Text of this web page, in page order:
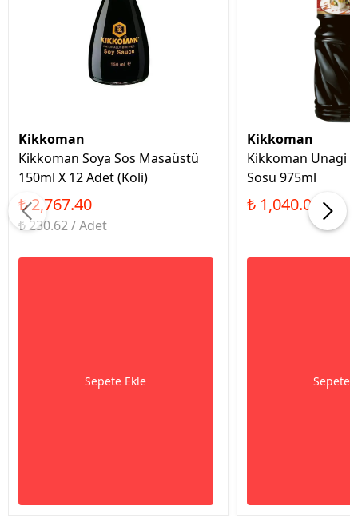
Kikkoman
Kikkoman Soya Sos Masaüstü
150ml X 12 Adet (Koli)
₺ 2,767.40
₺ 230.62 / Adet
Sepete Ekle
Kikkoman
Kikkoman Unagi
Sosu 975ml
₺ 1,040.00
Sepete